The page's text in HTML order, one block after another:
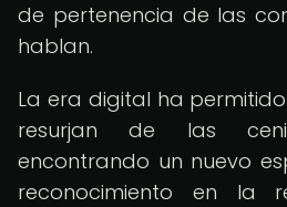
de pertenencia de las
hablan.
La era digital ha
resurjan de las
encontrando un nuevo
reconocimiento en la